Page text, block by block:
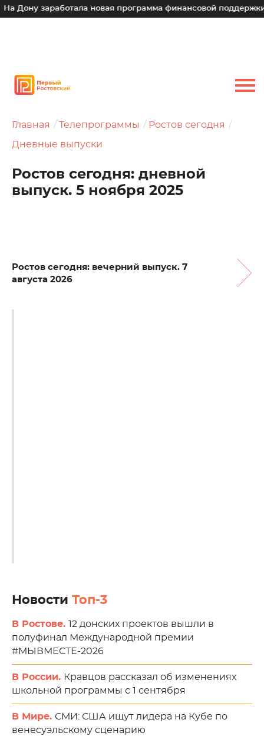
заработала новая программа финансовой поддержки для
Главная Телепрограммы Ростов сегодня
Дневные выпуски
Ростов сегодня: дневной
выпуск. 5 ноября 2025
Ростов сегодня: вечерний выпуск. 7
августа 2026
Новости Топ-3
В Ростове. 12 донских проектов вышли в
полуфинал Международной премии
#МЫВМЕСТЕ-2026
В России. Кравцов рассказал об изменениях
школьной программы с 1 сентября
В Мире. СМИ: США ищут лидера на Кубе по
венесуэльскому сценарию